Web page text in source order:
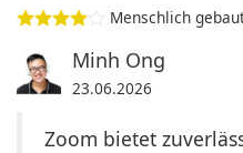
Menschlich
Minh Ong
23.06.2026
Zoom bietet